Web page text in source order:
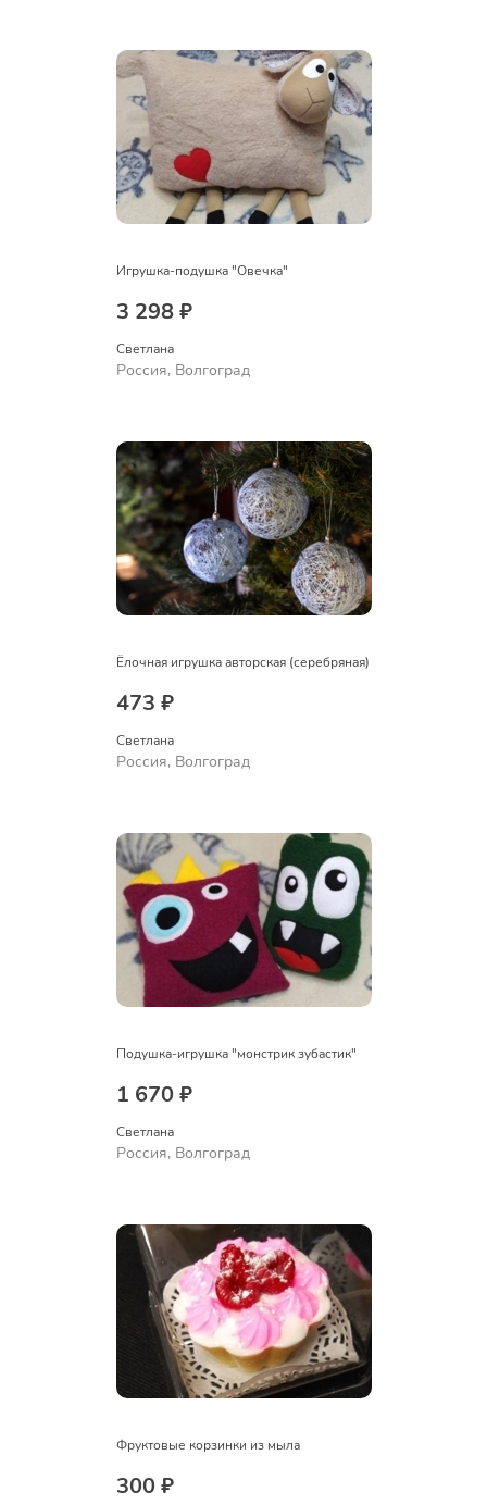
Игрушка-подушка "Овечка"
3 298 ₽
Светлана
Россия, Волгоград
Ёлочная игрушка авторская (серебряная)
473 ₽
Светлана
Россия, Волгоград
Подушка-игрушка "монстрик зубастик"
1 670 ₽
Светлана
Россия, Волгоград
Фруктовые корзинки из мыла
300 ₽